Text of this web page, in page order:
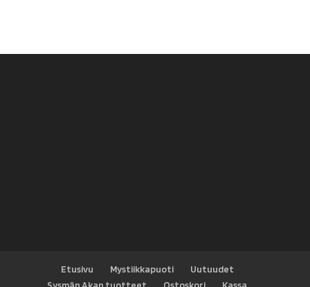
Etusivu Mystiikkapuoti
Uutuudet
Sysmän Akan tuotteet
Ostoskori Kassa